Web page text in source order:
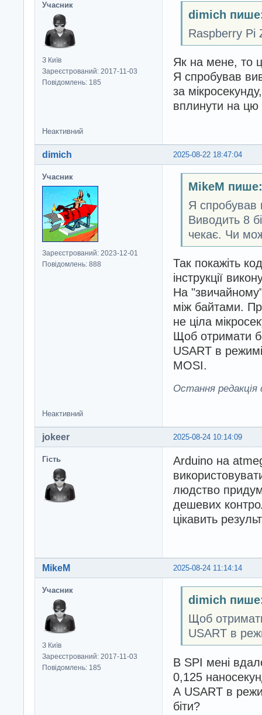
Учасник
З Київ
Зареєстрований: 2017-11-03
Повідомлень: 185
dimich
Raspberry Pi
Як на мене, то
Я спробував
за
вплинути на цю
Неактивний
2025-08-22 18:47:04
dimich
Учасник
Зареєстрований: 2023-12-01
Повідомлень: 888
MikeM пише:
Я спробував
Виводить 8
чекає. Чи
Так покажіть
інструкції
На
між байтами.
не ціла
Щоб отримати
USART в
MOSI.
Остання редакція
Неактивний
2025-08-24 10:14:09
jokeer
Гість
Arduino на
людство
дешевих
цікавить
2025-08-24 11:14:14
MikeM
Учасник
З Київ
Зареєстрований: 2017-11-03
Повідомлень: 185
dimich
Щоб
USART в
В SPI мені
0,125
А USART в
біти?